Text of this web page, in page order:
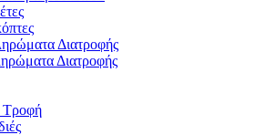
Διατροφής
Διατροφής
Τροφή